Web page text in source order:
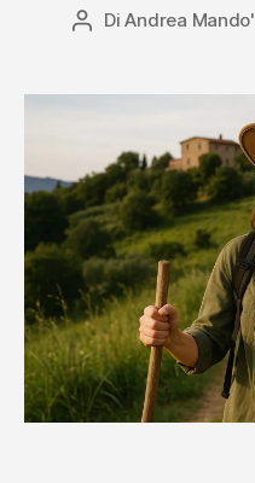
Autore
DiAndrea Mando'